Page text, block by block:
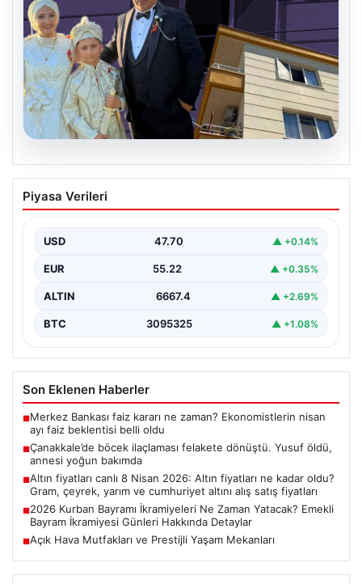
06.08.2026
Çanakkale’de böcek ilaçlaması felakete
dönüştü. Yusuf öldü, annesi yoğun
Piyasa Verileri
USD 47.70 ▲ +0.14%
EUR 55.22 ▲ +0.35%
ALTIN 6667.4 ▲ +2.69%
BTC 3095325 ▲ +1.08%
Son Eklenen Haberler
■Merkez Bankası faiz kararı ne zaman? Ekonomistlerin nisan
ayı faiz beklentisi belli oldu
■Çanakkale’de böcek ilaçlaması felakete dönüştü. Yusuf öldü,
annesi yoğun bakımda
■Altın fiyatları canlı 8 Nisan 2026: Altın fiyatları ne kadar oldu?
Gram, çeyrek, yarım ve cumhuriyet altını alış satış fiyatları
■2026 Kurban Bayramı İkramiyeleri Ne Zaman Yatacak? Emekli
Bayram İkramiyesi Günleri Hakkında Detaylar
■Açık Hava Mutfakları ve Prestijli Yaşam Mekanları